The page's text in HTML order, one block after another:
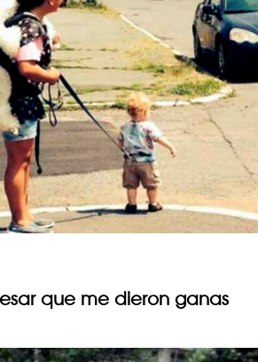
que me dieron ganas